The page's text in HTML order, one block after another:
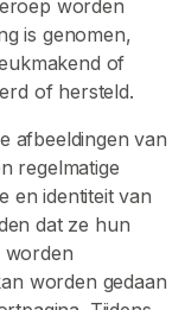
worden
is genomen,
of
of hersteld.
afbeeldingen van
regelmatige
en identiteit van
dat ze hun
worden
worden gedaan